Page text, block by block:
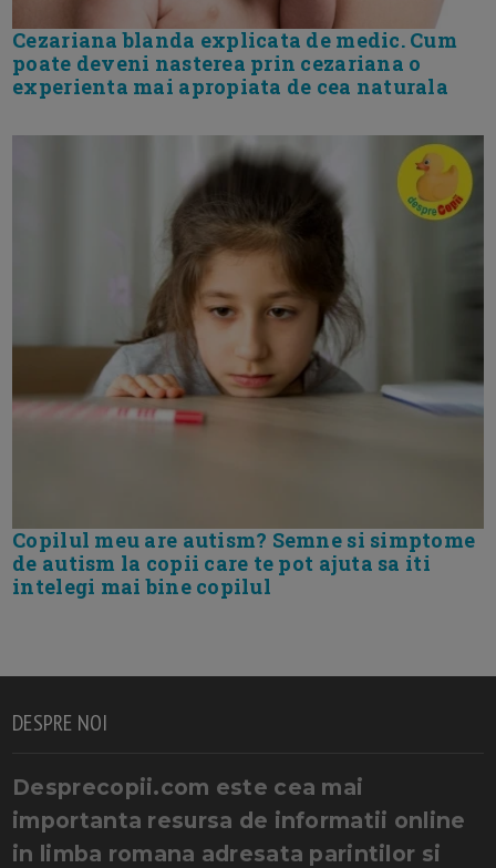
Cezariana blanda explicata de medic. Cum
poate deveni nasterea prin cezariana o
experienta mai apropiata de cea naturala
Copilul meu are autism? Semne si simptome
de autism la copii care te pot ajuta sa iti
intelegi mai bine copilul
DESPRE NOI
Desprecopii.com este cea mai
importanta resursa de informatii online
in limba romana adresata parintilor si